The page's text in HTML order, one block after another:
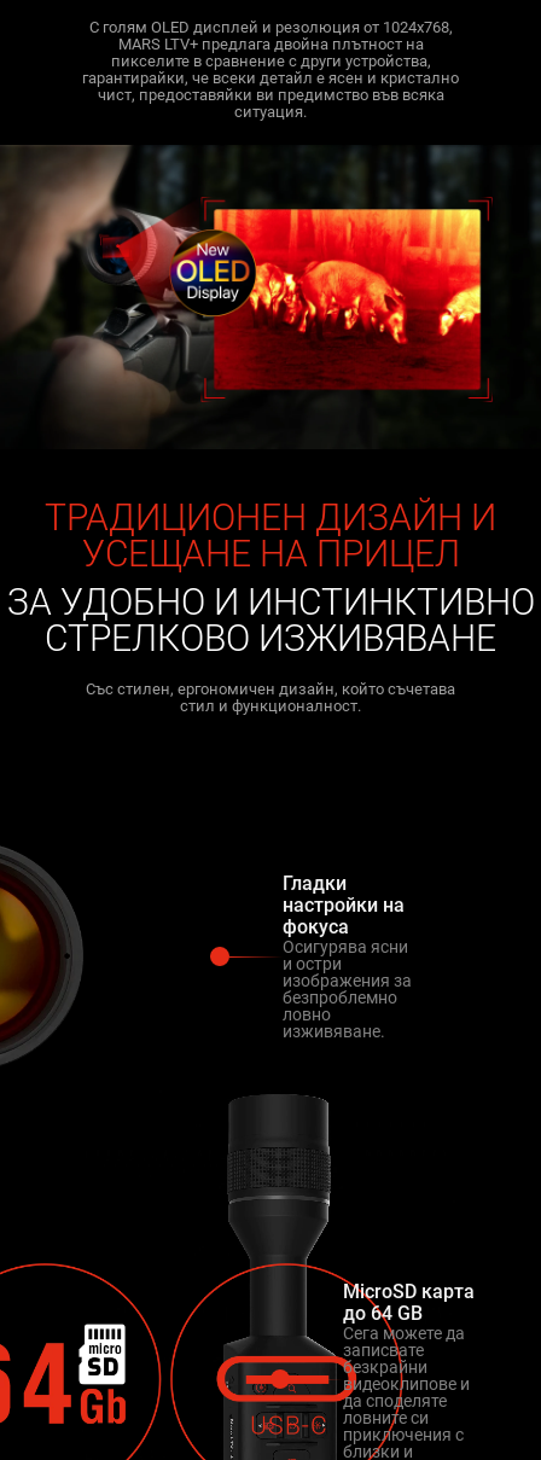
С голям OLED дисплей и резолюция от 1024x768,
MARS LTV+ предлага двойна плътност на
пикселите в сравнение с други устройства,
гарантирайки, че всеки детайл е ясен и кристално
чист, предоставяйки ви предимство във всяка
ситуация.
ТРАДИЦИОНЕН ДИЗАЙН И
УСЕЩАНЕ НА ПРИЦЕЛ
ЗА УДОБНО И ИНСТИНКТИВНО
СТРЕЛКОВО ИЗЖИВЯВАНЕ
Със стилен, ергономичен дизайн, който съчетава
стил и функционалност.
Гладки
настройки на
фокуса
Осигурява ясни
и остри
изображения за
безпроблемно
ловно
изживяване.
MicroSD карта
до 64 GB
Сега можете да
записвате
безкрайни
видеоклипове и
да споделяте
ловните си
приключения с
близки и